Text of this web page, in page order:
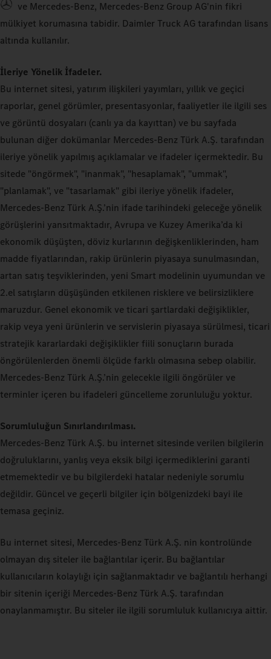
ve Mercedes-Benz, Mercedes-Benz Group AG'nin fikri
mülkiyet korumasına tabidir. Daimler Truck AG tarafından lisans
altında kullanılır.
İleriye Yönelik İfadeler.
Bu internet sitesi, yatırım ilişkileri yayımları, yıllık ve geçici
raporlar, genel görümler, presentasyonlar, faaliyetler ile ilgili ses
ve görüntü dosyaları (canlı ya da kayıttan) ve bu sayfada
bulunan diğer dokümanlar Mercedes-Benz Türk A.Ş. tarafından
ileriye yönelik yapılmış açıklamalar ve ifadeler içermektedir. Bu
sitede "öngörmek", "inanmak", "hesaplamak", "ummak",
"planlamak", ve "tasarlamak" gibi ileriye yönelik ifadeler,
Mercedes-Benz Türk A.Ş.’nin ifade tarihindeki geleceğe yönelik
görüşlerini yansıtmaktadır, Avrupa ve Kuzey Amerika’da ki
ekonomik düşüşten, döviz kurlarının değişkenliklerinden, ham
madde fiyatlarından, rakip ürünlerin piyasaya sunulmasından,
artan satış teşviklerinden, yeni Smart modelinin uyumundan ve
2.el satışların düşüşünden etkilenen risklere ve belirsizliklere
maruzdur. Genel ekonomik ve ticari şartlardaki değişiklikler,
rakip veya yeni ürünlerin ve servislerin piyasaya sürülmesi, ticari
stratejik kararlardaki değişiklikler fiili sonuçların burada
öngörülenlerden önemli ölçüde farklı olmasına sebep olabilir.
Mercedes-Benz Türk A.Ş.’nin gelecekle ilgili öngörüler ve
terminler içeren bu ifadeleri güncelleme zorunluluğu yoktur.
Sorumluluğun Sınırlandırılması.
Mercedes-Benz Türk A.Ş. bu internet sitesinde verilen bilgilerin
doğruluklarını, yanlış veya eksik bilgi içermediklerini garanti
etmemektedir ve bu bilgilerdeki hatalar nedeniyle sorumlu
değildir. Güncel ve geçerli bilgiler için bölgenizdeki bayi ile
temasa geçiniz.
Bu internet sitesi, Mercedes-Benz Türk A.Ş. nin kontrolünde
olmayan dış siteler ile bağlantılar içerir. Bu bağlantılar
kullanıcıların kolaylığı için sağlanmaktadır ve bağlantılı herhangi
bir sitenin içeriği Mercedes-Benz Türk A.Ş. tarafından
onaylanmamıştır. Bu siteler ile ilgili sorumluluk kullanıcıya aittir.